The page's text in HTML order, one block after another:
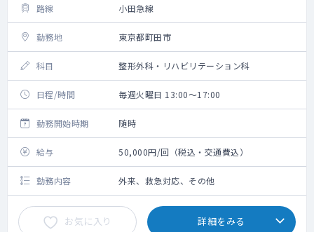
路線 小田急線
勤務地 東京都町田市
科目 整形外科・リハビリテーション科
日程/時間 毎週火曜日 13:00～17:00
勤務開始時期 随時
給与 50,000円/回（税込・交通費込）
勤務内容 外来、救急対応、その他
お気に入り 詳細をみる